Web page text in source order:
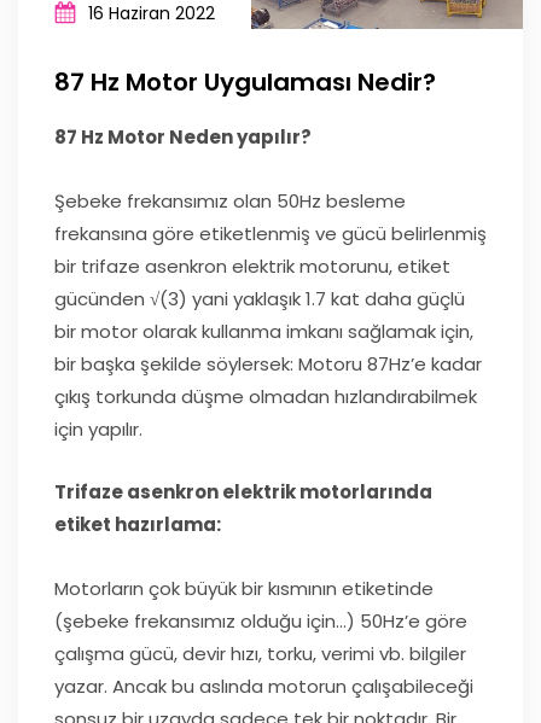
16 Haziran 2022
87 Hz Motor Uygulaması Nedir?
87 Hz Motor Neden yapılır?
Şebeke frekansımız olan 50Hz besleme
frekansına göre etiketlenmiş ve gücü belirlenmiş
bir trifaze asenkron elektrik motorunu, etiket
gücünden √(3) yani yaklaşık 1.7 kat daha güçlü
bir motor olarak kullanma imkanı sağlamak için,
bir başka şekilde söylersek: Motoru 87Hz’e kadar
çıkış torkunda düşme olmadan hızlandırabilmek
için yapılır.
Trifaze asenkron elektrik motorlarında
etiket hazırlama:
Motorların çok büyük bir kısmının etiketinde
(şebeke frekansımız olduğu için…) 50Hz’e göre
çalışma gücü, devir hızı, torku, verimi vb. bilgiler
yazar. Ancak bu aslında motorun çalışabileceği